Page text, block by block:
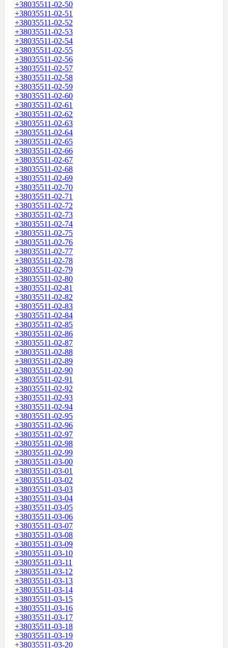
+38035511-02-50
+38035511-02-51
+38035511-02-52
+38035511-02-53
+38035511-02-54
+38035511-02-55
+38035511-02-56
+38035511-02-57
+38035511-02-58
+38035511-02-59
+38035511-02-60
+38035511-02-61
+38035511-02-62
+38035511-02-63
+38035511-02-64
+38035511-02-65
+38035511-02-66
+38035511-02-67
+38035511-02-68
+38035511-02-69
+38035511-02-70
+38035511-02-71
+38035511-02-72
+38035511-02-73
+38035511-02-74
+38035511-02-75
+38035511-02-76
+38035511-02-77
+38035511-02-78
+38035511-02-79
+38035511-02-80
+38035511-02-81
+38035511-02-82
+38035511-02-83
+38035511-02-84
+38035511-02-85
+38035511-02-86
+38035511-02-87
+38035511-02-88
+38035511-02-89
+38035511-02-90
+38035511-02-91
+38035511-02-92
+38035511-02-93
+38035511-02-94
+38035511-02-95
+38035511-02-96
+38035511-02-97
+38035511-02-98
+38035511-02-99
+38035511-03-00
+38035511-03-01
+38035511-03-02
+38035511-03-03
+38035511-03-04
+38035511-03-05
+38035511-03-06
+38035511-03-07
+38035511-03-08
+38035511-03-09
+38035511-03-10
+38035511-03-11
+38035511-03-12
+38035511-03-13
+38035511-03-14
+38035511-03-15
+38035511-03-16
+38035511-03-17
+38035511-03-18
+38035511-03-19
+38035511-03-20